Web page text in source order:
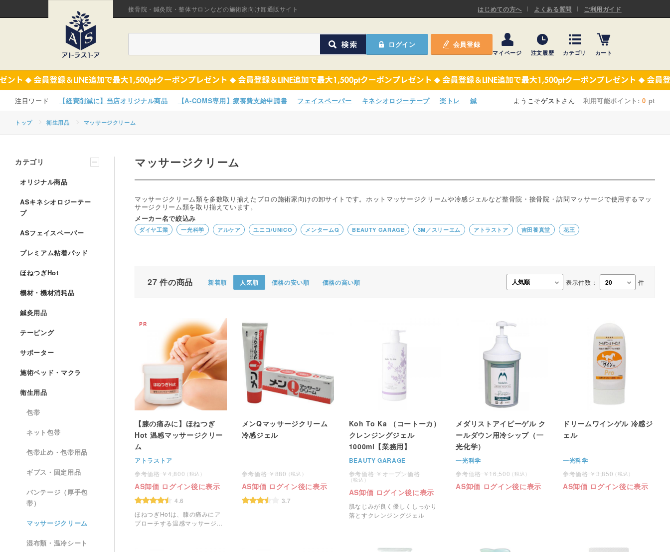
接骨院・鍼灸院・整体サロンなどの施術家向け卸通販サイト はじめての方へ よくある質問 ご利用ガイド
ログイン 会員登録
マイページ 注文履歴 カテゴリ
オリジナル商品 ASキネシオロジーテープ
ポスター・チラシ類 事務用品・日用品
カート
【経費削減に】当店オリジナル商品 【A-COMS専用】療養費支給申請書 フェイスペーパー キネシオロジーテープ 楽トレ 鍼 ようこそゲスト さん 利用可能ポイント:0 pt
トップ 衛生用品 マッサージクリーム
マッサージクリーム
マッサージクリーム類を多数取り揃えたプロの施術家向けの卸サイトです。ホットマッサージクリームや冷感ジェルなど整骨院・接骨院・訪問マッサージで使用するマッ
サージクリーム類を取り揃えています。
メーカー名で絞込み
ダイヤ工業 一光科学 アルケア ユニコ/UNICO メンタームQ BEAUTY GARAGE 3M／スリーエム アトラストア 吉田養真堂 花王
27 件の商品 新着順 人気順 価格の安い順 価格の高い順 表示件数： 件
【膝の痛みに】ほねつぎ
Hot 温感マッサージクリー
ム
アトラストア
4,800
AS卸価 ログイン後に表示
4.6
ほねつぎHotは、膝の痛みにア
プローチする温感マッサージク
メンQマッサージクリーム
冷感ジェル
880
AS卸価 ログイン後に表示
3.7
Koh To Ka （コートーカ）
クレンジングジェル
1000ml【業務用】
BEAUTY GARAGE
オープン価格
AS卸価 ログイン後に表示
肌なじみが良く優しくしっかり
落とすクレンジングジェル
メダリストアイピーゲル ク
ールダウン用冷シップ（一
光化学）
一光科学
16,500
AS卸価 ログイン後に表示
ドリームワインゲル 冷感ジ
ェル
一光科学
3,850
AS卸価 ログイン後に表示
カテゴリ
オリジナル商品
ASキネシオロジーテー
プ
ASフェイスペーパー
プレミアム粘着パッド
ほねつぎHot
機材・機材消耗品
鍼灸用品
テーピング
サポーター
施術ベッド・マクラ
衛生用品
包帯
ネット包帯
包帯止め・包帯用品
ギプス・固定用品
バンテージ（厚手包
帯）
マッサージクリーム
湿布類・温冷シート
ほねつぎHot 機材・機材消耗品
鍼灸用品 テーピング
サポーター 施術ベッド・マクラ
A-COMS 【楽トレ】機器付属品